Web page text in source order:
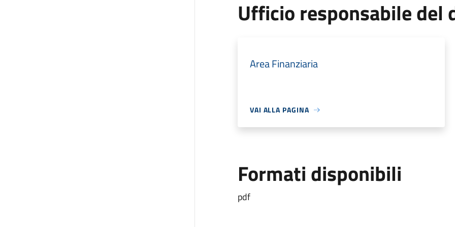
Ufficio responsabile del
Area Finanziaria
VAI ALLA PAGINA
Formati disponibili
pdf